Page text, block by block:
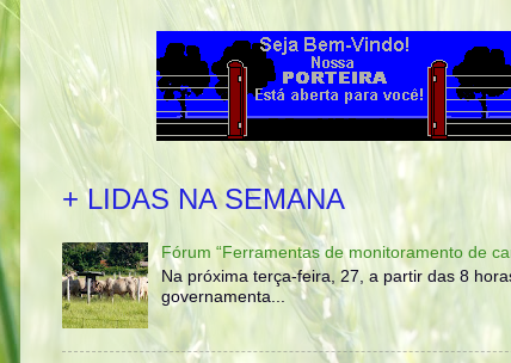
+ LIDAS NA SEMANA
Fórum “Ferramentas de monitoramento de
Na próxima terça-feira, 27, a partir das 8
governamenta...